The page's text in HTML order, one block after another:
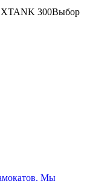
300Выбор
Мы